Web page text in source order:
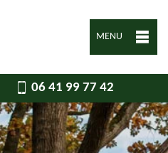
MENU
06 41 99 77 42